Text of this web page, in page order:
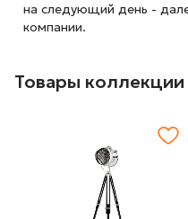
на следующий день -
компании.
Товары коллекции